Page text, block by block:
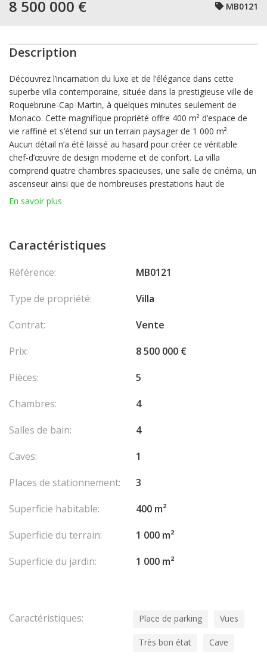
8 500 000 € MB0121
Description
Découvrez l’incarnation du luxe et de l’élégance dans cette
superbe villa contemporaine, située dans la prestigieuse ville de
Roquebrune-Cap-Martin, à quelques minutes seulement de
Monaco. Cette magnifique propriété offre 400 m² d’espace de
vie raffiné et s’étend sur un terrain paysager de 1 000 m².
Aucun détail n’a été laissé au hasard pour créer ce véritable
chef-d’œuvre de design moderne et de confort. La villa
comprend quatre chambres spacieuses, une salle de cinéma, un
ascenseur ainsi que de nombreuses prestations haut de
gamme.
À l’extérieur, vous serez séduit par l’oasis de calme et d’intimité
imprenable sur la mer Méditerranée. Une occasion rare de
Les honoraires sont à la charge du vendeur.
En savoir plus
Caractéristiques
Référence:
MB0121
Type de propriété:
Villa
Contrat:
Vente
Prix:
8 500 000 €
Pièces:
5
Chambres:
4
Salles de bain:
4
Caves:
1
Places de stationnement:
3
Superficie habitable:
400 m²
Superficie du terrain:
1 000 m²
Superficie du jardin:
1 000 m²
Caractéristiques: Place de parking Vues
Très bon état Cave